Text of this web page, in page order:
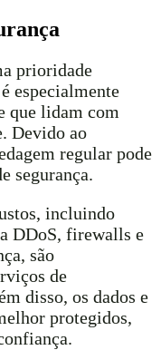
prioridade
especialmente
que lidam com
Devido ao
regular pode
segurança.
incluindo
DDoS, firewalls e
são
de
disso, os dados e
protegidos,